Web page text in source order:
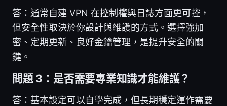
答：通常自建 VPN 在控制權與日誌方面更可控，
但安全性取決於你設計與維護的方式。選擇強加
密、定期更新、良好金鑰管理，是提升安全的關
鍵。
問題 3：是否需要專業知識才能維護？
答：基本設定可以自學完成，但長期穩定運作需要